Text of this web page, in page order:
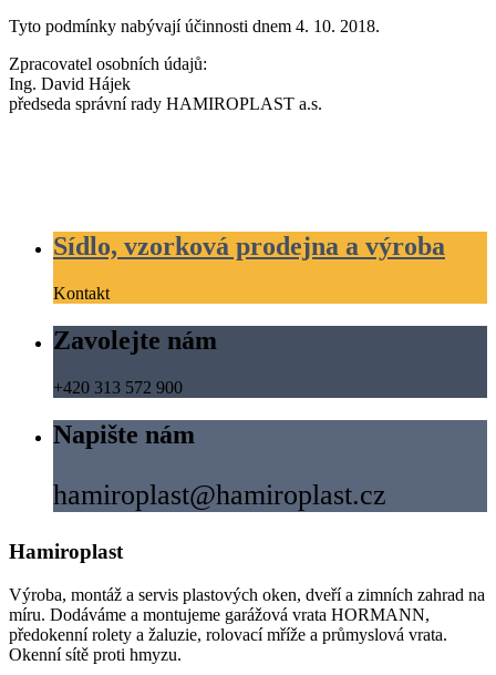
Tyto podmínky nabývají účinnosti dnem 4. 10. 2018.
Zpracovatel osobních údajů:
Ing. David Hájek
předseda správní rady HAMIROPLAST a.s.
Sídlo, vzorková prodejna a výroba
Kontakt
Zavolejte nám
+420 313 572 900
Napište nám
hamiroplast@hamiroplast.cz
Hamiroplast
Výroba, montáž a servis plastových oken, dveří a zimních zahrad na
míru. Dodáváme a montujeme garážová vrata HORMANN,
předokenní rolety a žaluzie, rolovací mříže a průmyslová vrata.
Okenní sítě proti hmyzu.